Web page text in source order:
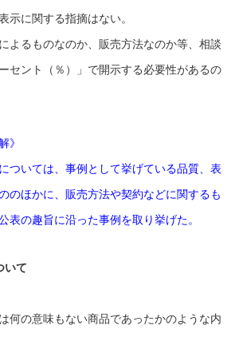
示に関する指摘はない。
よるものなのか、販売方法なのか等、相談
セント（％）」で開示する必要性があるの
》
ついては、事例として挙げている品質、表
のほかに、販売方法や契約などに関するも
表の趣旨に沿った事例を取り挙げた。
いて
何の意味もない商品であったかのような内